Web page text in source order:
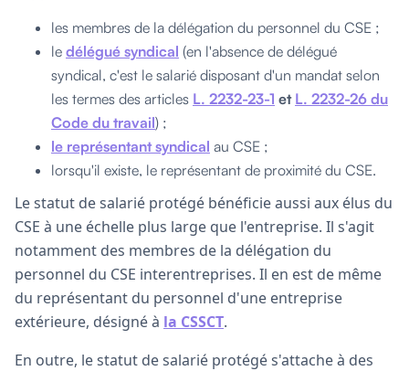
les membres de la délégation du personnel du CSE ;
le délégué syndical (en l'absence de délégué
syndical, c'est le salarié disposant d'un mandat selon
les termes des articles L. 2232-23-1 et L. 2232-26 du
Code du travail) ;
le représentant syndical au CSE ;
lorsqu'il existe, le représentant de proximité du CSE.
Le statut de salarié protégé bénéficie aussi aux élus du
CSE à une échelle plus large que l'entreprise. Il s'agit
notamment des membres de la délégation du
personnel du CSE interentreprises. Il en est de même
du représentant du personnel d'une entreprise
extérieure, désigné à la CSSCT.
En outre, le statut de salarié protégé s'attache à des